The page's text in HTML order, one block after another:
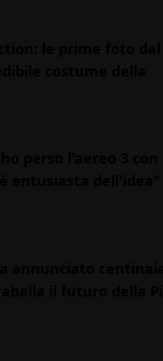
le prime foto dal
costume della
perso l'aereo 3 con
entusiasta dell'idea"
annunciato centinaia
il futuro della